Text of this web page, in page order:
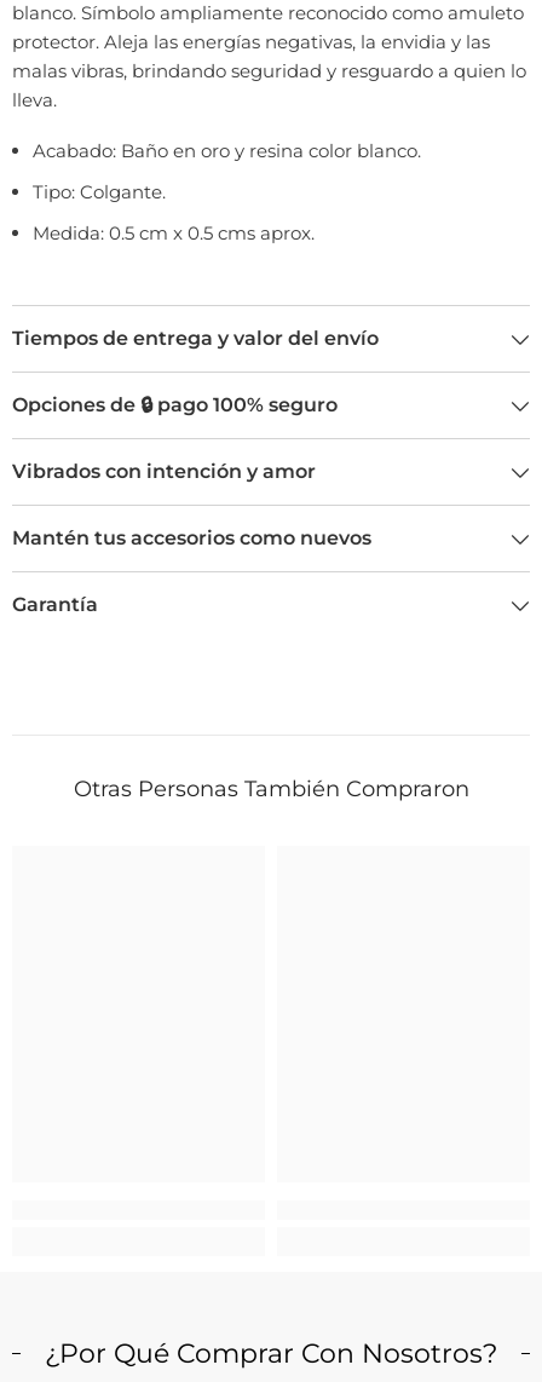
blanco. Símbolo ampliamente reconocido como amuleto
protector. Aleja las energías negativas, la envidia y las
malas vibras, brindando seguridad y resguardo a quien lo
lleva.
Acabado: Baño en oro y resina color blanco.
Tipo: Colgante.
Medida: 0.5 cm x 0.5 cms aprox.
Tiempos de entrega y valor del envío
Opciones de 🔒 pago 100% seguro
Vibrados con intención y amor
Mantén tus accesorios como nuevos
Garantía
Otras Personas También Compraron
¿Por Qué Comprar Con Nosotros?